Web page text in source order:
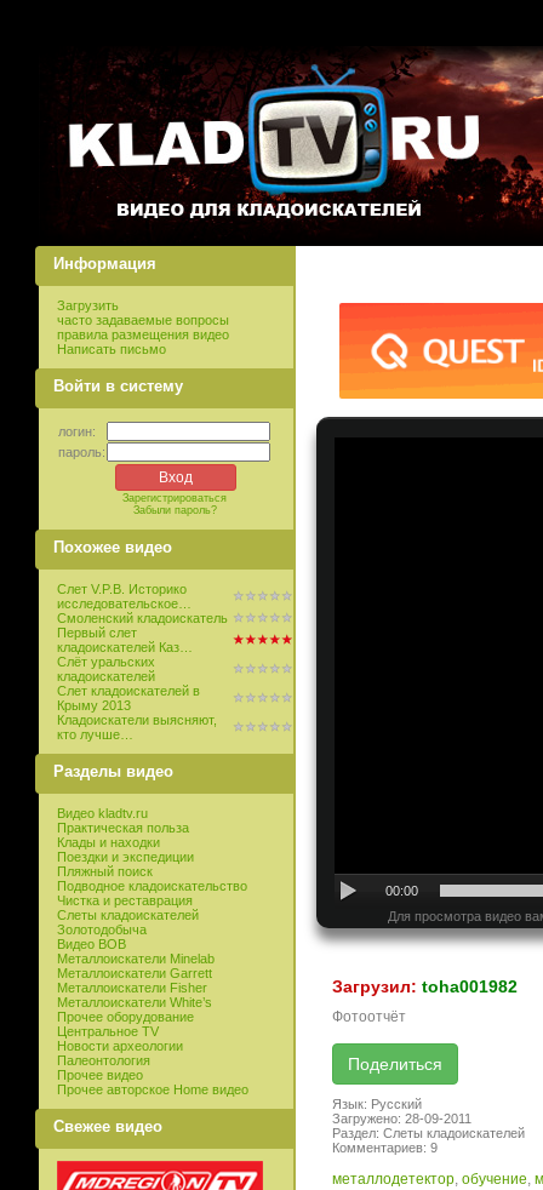
Информация
Загрузить
часто задаваемые вопросы
правила размещения видео
Написать письмо
Войти в систему
логин:
пароль:
Зарегистрироваться
Забыли пароль?
Похожее видео
Слет V.P.B. Историко
исследовательское…
Смоленский кладоискатель
Первый слет
кладоискателей Каз…
Слёт уральских
кладоискателей
Слет кладоискателей в
Крыму 2013
Кладоискатели выясняют,
кто лучше…
Разделы видео
Видео kladtv.ru
Практическая польза
Клады и находки
Поездки и экспедиции
Пляжный поиск
Подводное кладоискательство
Чистка и реставрация
Слеты кладоискателей
Золотодобыча
Видео ВОВ
Металлоискатели Minelab
Металлоискатели Garrett
Металлоискатели Fisher
Металлоискатели White’s
Прочее оборудование
Центральное TV
Новости археологии
Палеонтология
Прочее видео
Прочее авторское Home видео
Свежее видео
00:00
Для просмотра видео
Загрузил: toha001982
Фотоотчёт
Язык: Русский
Загружено: 28-09-2011
Раздел: Слеты кладоискателей
Комментариев: 9
металлодетектор, обучение,